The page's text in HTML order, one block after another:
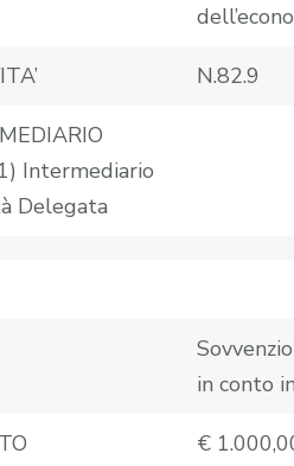
N.82.9
Intermediario
Delegata
in conto
€